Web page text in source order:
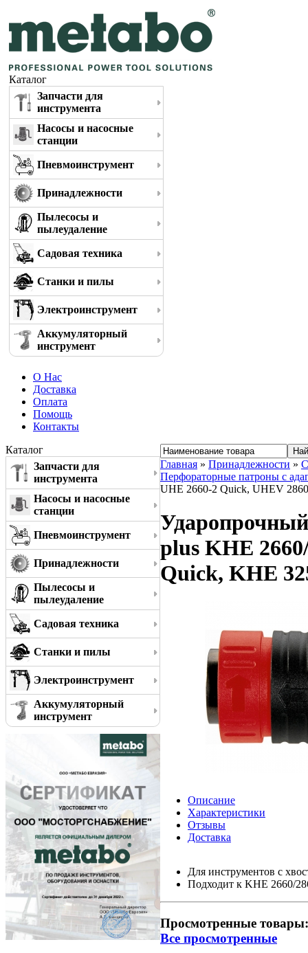
Каталог
Запчасти для
инструмента
Насосы и насосные
станции
Пневмоинструмент
Принадлежности
Пылесосы и
пылеудаление
Садовая техника
Станки и пилы
Электроинструмент
Аккумуляторный
инструмент
О Нас
Доставка
Оплата
Помощь
Контакты
Каталог
Запчасти для
инструмента
Насосы и насосные
станции
Пневмоинструмент
Принадлежности
Пылесосы и
пылеудаление
Садовая техника
Станки и пилы
Электроинструмент
Аккумуляторный
инструмент
Главная » Принадлежности »
Перфораторные патроны с
UHE 2660-2 Quick, UHEV
plus KHE
Quick, KHE
Описание
Характеристики
Отзывы
Доставка
Для инструментов с
Подходит к KHE 2660/
Просмотренные товары:
Все просмотренные